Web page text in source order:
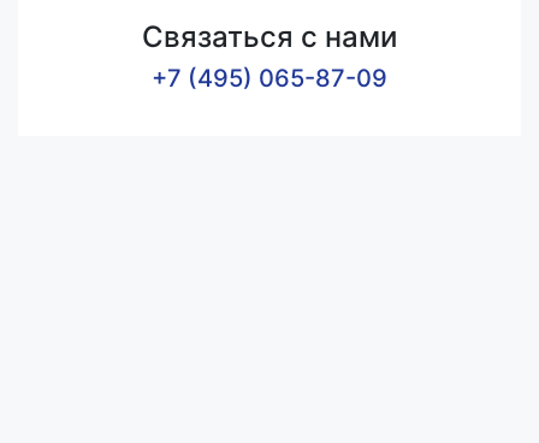
Связаться с нами
+7 (495) 065-87-09